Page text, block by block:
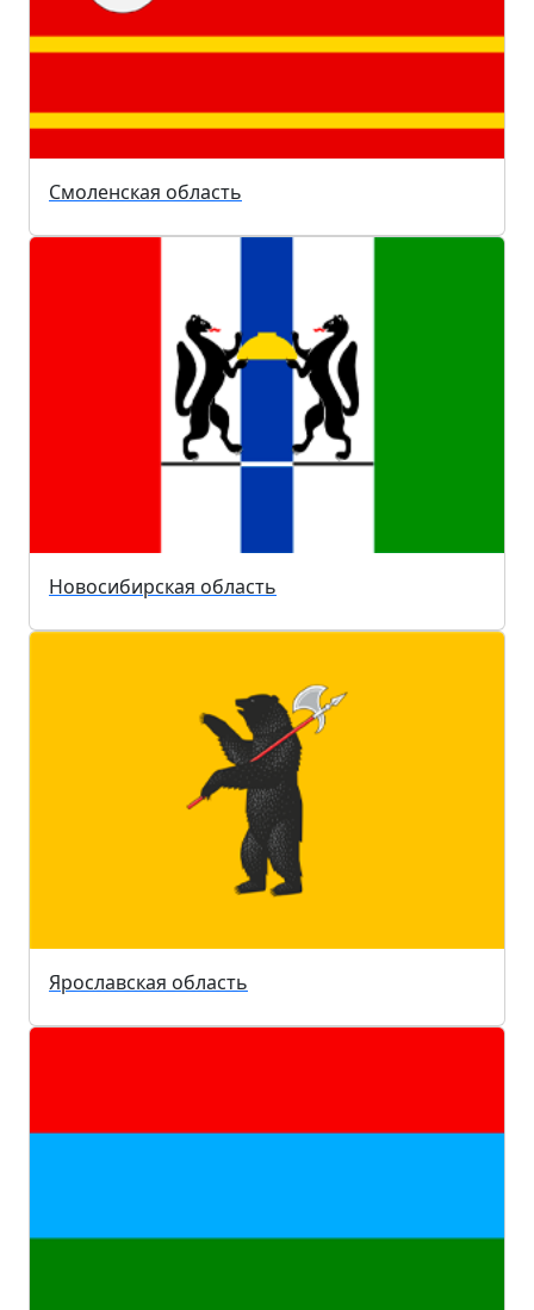
Смоленская область
Новосибирская область
Ярославская область